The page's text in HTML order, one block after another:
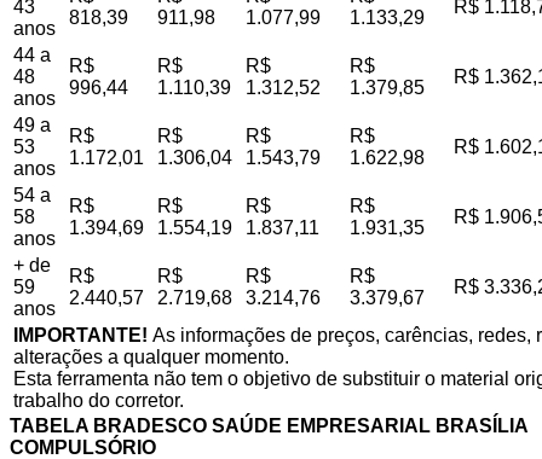
43
anos
818,39
911,98
1.077,99
1.133,29
R$
44 a
48
anos
R$
996,44
R$
1.110,39
R$
1.312,52
R$
1.379,85
R$
49 a
53
anos
R$
1.172,01
R$
1.306,04
R$
1.543,79
R$
1.622,98
R$
54 a
58
anos
R$
1.394,69
R$
1.554,19
R$
1.837,11
R$
1.931,35
R$
+ de
59
anos
R$
2.440,57
R$
2.719,68
R$
3.214,76
R$
3.379,67
R$
IMPORTANTE! As informações de preços, carências,
alterações a qualquer momento.
Esta ferramenta não tem o objetivo de substituir o material
trabalho do corretor.
TABELA BRADESCO SAÚDE EMPRESARIAL BRASÍLIA
COMPULSÓRIO